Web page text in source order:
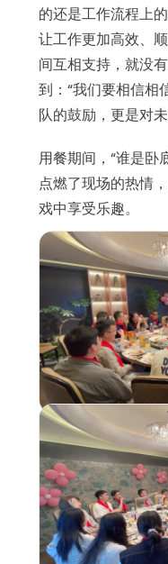
的还是工作流程上
让工作更加高效、
间互相支持，就没
到：“我们要相信相
队的鼓励，更是对
用餐期间，“谁是卧
点燃了现场的热情
戏中享受乐趣。